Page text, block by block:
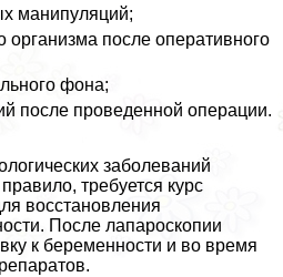
манипуляций;
организма после оперативного
фона;
после проведенной операции.
заболеваний
требуется курс
восстановления
После лапароскопии
к беременности и во время